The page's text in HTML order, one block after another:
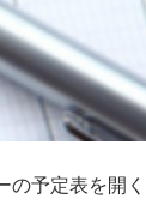
予定表を開く